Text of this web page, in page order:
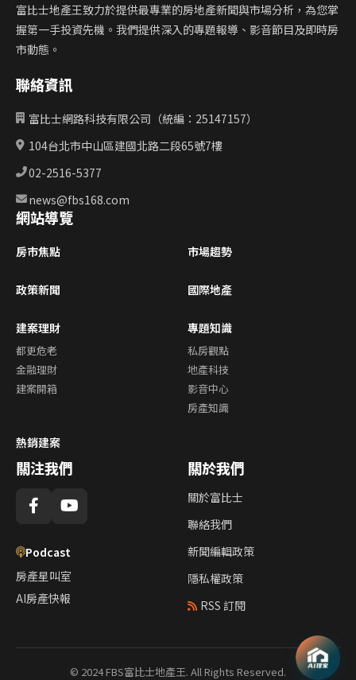
富比士地產王致力於提供最專業的房地產新聞與市場分析，為您掌
握第一手投資先機。我們提供深入的專題報導、影音節目及即時房
市動態。
聯絡資訊
富比士網路科技有限公司（統編：25147157）
104台北市中山區建國北路二段65號7樓
02-2516-5377
news@fbs168.com
網站導覽
房市焦點 市場趨勢
政策新聞 國際地產
建案理財
都更危老
金融理財
建案開箱
專題知識
私房觀點
地產科技
影音中心
房產知識
熱銷建案
關注我們
Podcast
房產星叫室
AI房產快報
關於我們
關於富比士
聯絡我們
新聞編輯政策
隱私權政策
RSS 訂閱
© 2024 FBS富比士地產王. All Rights Reserved.